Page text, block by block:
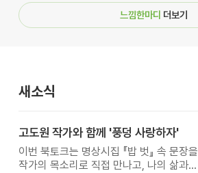
느낌한마디 더보기
새소식
고도원 작가와 함께 '풍덩 사랑하자'
이번 북토크는 명상시집 『밥 벗』 속 문장을
작가의 목소리로 직접 만나고, 나의 삶과